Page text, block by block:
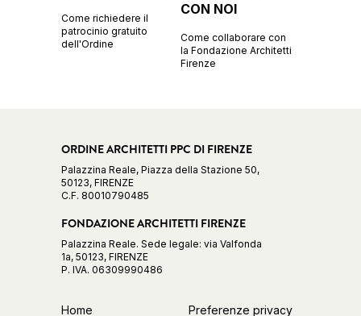
Come richiedere il
patrocinio gratuito
dell'Ordine
CON NOI
Come collaborare con
la Fondazione Architetti
Firenze
ORDINE ARCHITETTI PPC DI FIRENZE
Palazzina Reale, Piazza della Stazione 50,
50123, FIRENZE
C.F. 80010790485
FONDAZIONE ARCHITETTI FIRENZE
Palazzina Reale. Sede legale: via Valfonda
1a, 50123, FIRENZE
P. IVA. 06309990486
Home Preferenze privacy